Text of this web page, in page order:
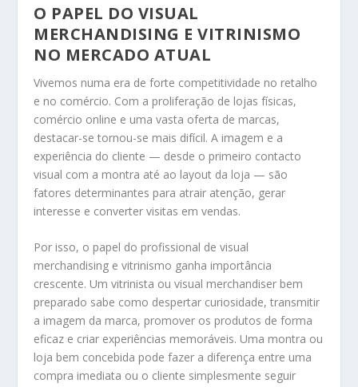
O PAPEL DO VISUAL
MERCHANDISING E VITRINISMO
NO MERCADO ATUAL
Vivemos numa era de forte competitividade no retalho
e no comércio. Com a proliferação de lojas físicas,
comércio online e uma vasta oferta de marcas,
destacar-se tornou-se mais difícil. A imagem e a
experiência do cliente — desde o primeiro contacto
visual com a montra até ao layout da loja — são
fatores determinantes para atrair atenção, gerar
interesse e converter visitas em vendas.
Por isso, o papel do profissional de visual
merchandising e vitrinismo ganha importância
crescente. Um vitrinista ou visual merchandiser bem
preparado sabe como despertar curiosidade, transmitir
a imagem da marca, promover os produtos de forma
eficaz e criar experiências memoráveis. Uma montra ou
loja bem concebida pode fazer a diferença entre uma
compra imediata ou o cliente simplesmente seguir